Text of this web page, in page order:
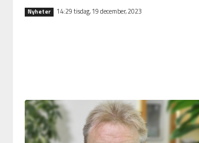
Nyheter 14:29 tisdag, 19 december, 2023